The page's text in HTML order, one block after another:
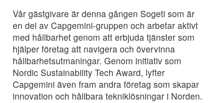
Vår gästgivare är denna gången Sogeti som är
en del av Capgemini-gruppen och arbetar aktivt
med hållbarhet genom att erbjuda tjänster som
hjälper företag att navigera och övervinna
hållbarhetsutmaningar. Genom initiativ som
Nordic Sustainability Tech Award, lyfter
Capgemini även fram andra företag som skapar
innovation och hållbara tekniklösningar i Norden.